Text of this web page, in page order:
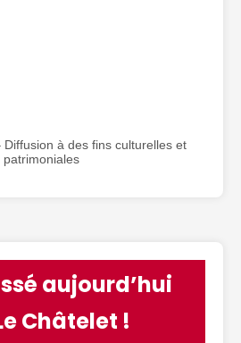
à des fins culturelles et
patrimoniales
aujourd’hui
Châtelet !